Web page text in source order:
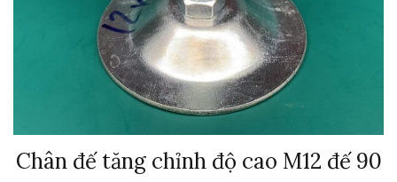
Chân đế tăng chỉnh độ cao M12 đế 90